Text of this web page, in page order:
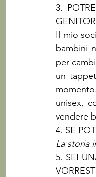
3.
Il mio
bambini
per
un
unisex,
vendere
La storia
5. SEI